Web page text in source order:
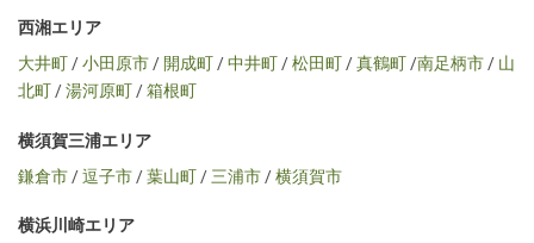
西湘エリア
大井町/小田原市/ 開成町/中井町/松田町/真鶴町/南足柄市/ 山
北町/湯河原町/箱根町
横須賀三浦エリア
鎌倉市/逗子市/葉山町/三浦市/横須賀市
横浜川崎エリア